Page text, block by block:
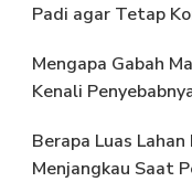
Padi agar Tetap
Mengapa Gabah
Kenali
Berapa Luas
Menjangkau Saat